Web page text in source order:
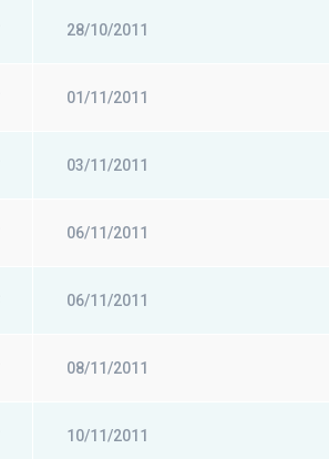
28/10/2011
01/11/2011
03/11/2011
06/11/2011
06/11/2011
08/11/2011
10/11/2011